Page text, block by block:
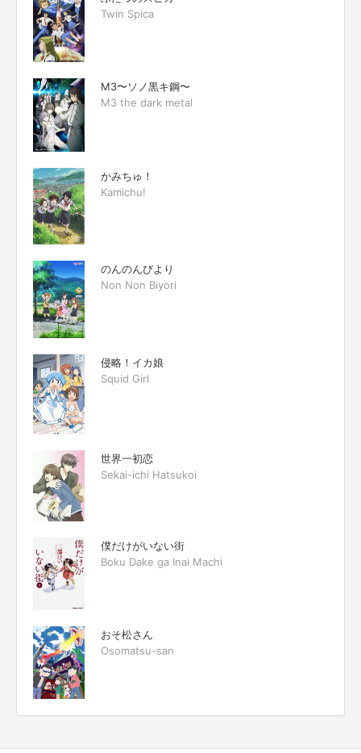
Twin Spica
M3〜ソノ黒キ鋼〜
M3 the dark metal
かみちゅ！
Kamichu!
のんのんびより
Non Non Biyori
侵略！イカ娘
Squid Girl
世界一初恋
Sekai-ichi Hatsukoi
僕だけがいない街
Boku Dake ga Inai Machi
おそ松さん
Osomatsu-san